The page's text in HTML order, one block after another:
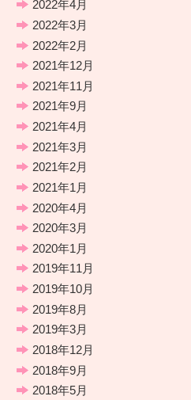
2022年4月
2022年3月
2022年2月
2021年12月
2021年11月
2021年9月
2021年4月
2021年3月
2021年2月
2021年1月
2020年4月
2020年3月
2020年1月
2019年11月
2019年10月
2019年8月
2019年3月
2018年12月
2018年9月
2018年5月